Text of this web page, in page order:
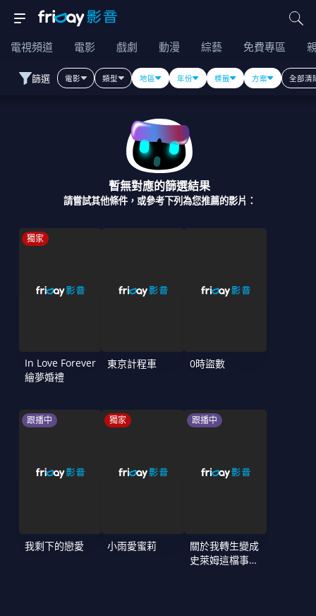
電視頻道 電影 戲劇 動漫 綜藝 免費專區
篩選 電影 類型 地區 年份 標籤 方案 全部清
暫無對應的篩選結果
請嘗試其他條件，或參考下列為您推薦的影片：
獨家
In Love Forever
繪夢婚禮
東京計程車 0時盜數
跟播中
我剩下的戀愛
獨家
小雨愛蜜莉
跟播中
關於我轉生變成
史萊姆這檔事